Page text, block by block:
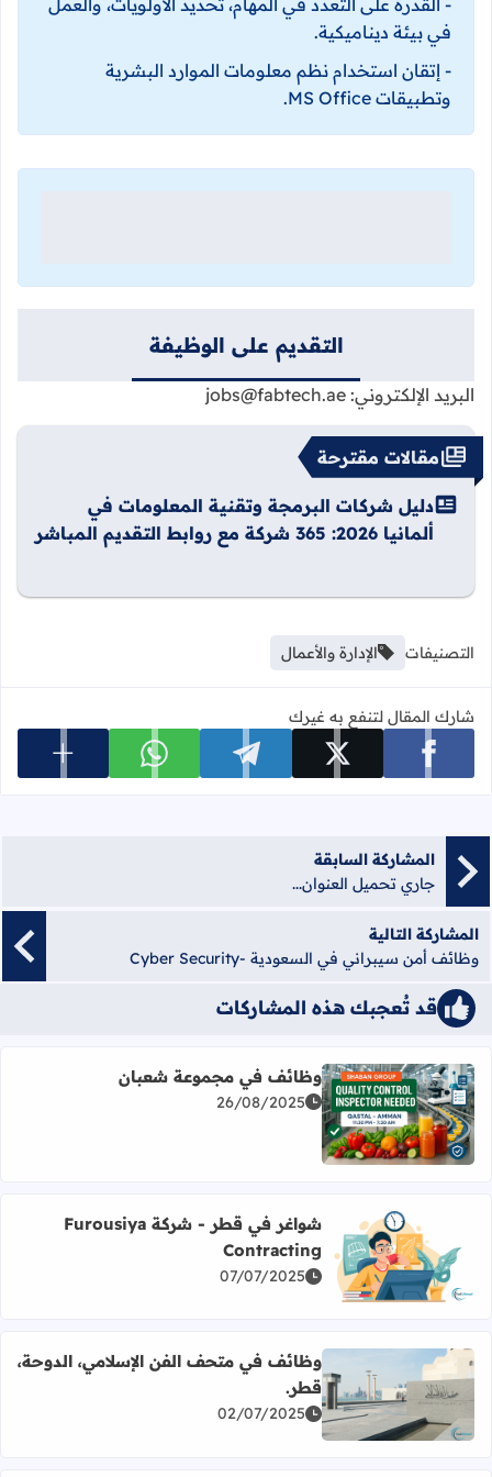
في بيئة ديناميكية.
- إتقان استخدام نظم معلومات الموارد البشرية
وتطبيقات MS Office.
التقديم على الوظيفة
البريد الإلكتروني: jobs@fabtech.ae
مقالات مقترحة
دليل شركات البرمجة وتقنية المعلومات في
ألمانيا 2026: 365 شركة مع روابط التقديم المباشر
التصنيفات الإدارة والأعمال
شارك المقال لتنفع به غيرك
شارك على facebook شارك على x شارك على telegram شارك على whatsapp عرض
المشاركة السابقة
جاري تحميل العنوان...
المشاركة التالية
وظائف أمن سيبراني في السعودية -Cyber Security
قد تُعجبك هذه المشاركات
اقرأ المزيد عن وظائف في مجموعة شعبان
وظائف في مجموعة شعبان
26/08/2025
اقرأ المزيد عن شواغر في قطر - شركة Furousiya Contracting
شواغر في قطر - شركة Furousiya
Contracting
07/07/2025
اقرأ المزيد عن وظائف في متحف الفن الإسلامي، الدوحة،
وظائف في متحف الفن الإسلامي، الدوحة،
قطر.
02/07/2025